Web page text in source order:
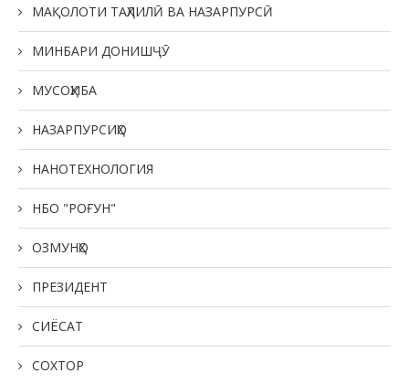
МАҚОЛОТИ ТАҲЛИЛӢ ВА НАЗАРПУРСӢ
МИНБАРИ ДОНИШҶӮ
МУСОҲИБА
НАЗАРПУРСИҲО
НАНОТЕХНОЛОГИЯ
НБО "РОҒУН"
ОЗМУНҲО
ПРЕЗИДЕНТ
СИЁСАТ
СОХТОР